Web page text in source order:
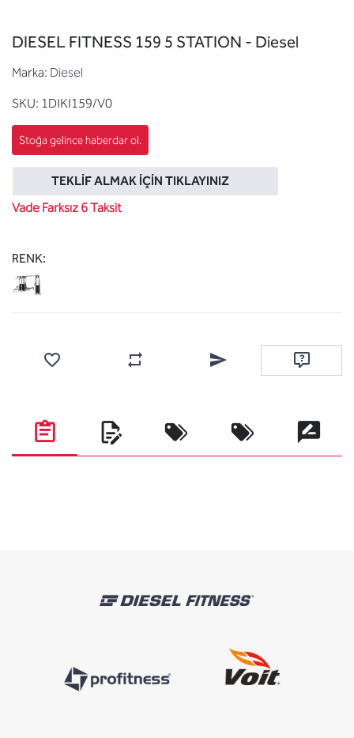
DIESEL FITNESS 159 5 STATION - Diesel
Marka: Diesel
SKU: 1DIKI159/V0
TEKLIF ALMAK İÇIN TIKLAYINIZ
Vade Farksız 6 Taksit
RENK:
Karşılaştırma listesine ekleArkadaşına e-posta ile
Soru sor